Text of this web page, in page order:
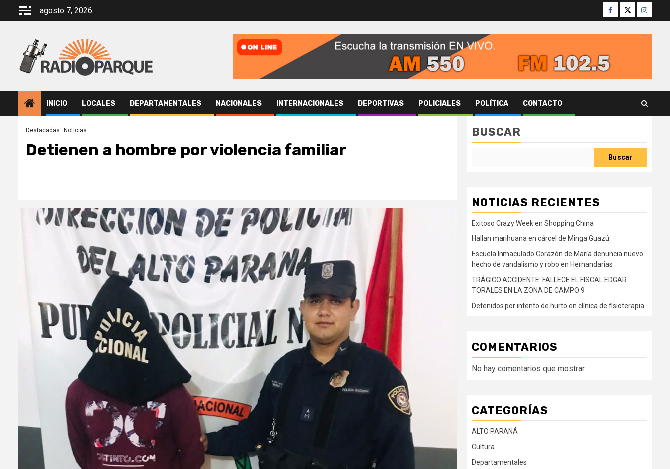
agosto 7, 2026 Facebook
Twitter
INICIO LOCALES DEPARTAMENTALES NACIONALES INTERNACIONALES DEPORTIVAS POLICIALES POLÍTICA CONTACTO
Destacadas Noticias
Detienen a hombre por violencia familiar
BUSCAR
Buscar
NOTICIAS RECIENTES
Exitoso Crazy Week en Shopping China
Hallan marihuana en cárcel de Minga Guazú
Escuela Inmaculado Corazón de María denuncia nuevo
hecho de vandalismo y robo en Hernandarias
TRÁGICO ACCIDENTE: FALLECE EL FISCAL EDGAR
TORALES EN LA ZONA DE CAMPO 9
Detenidos por intento de hurto en clínica de fisioterapia
COMENTARIOS
No hay comentarios que mostrar.
CATEGORÍAS
ALTO PARANÁ
Cultura
Departamentales